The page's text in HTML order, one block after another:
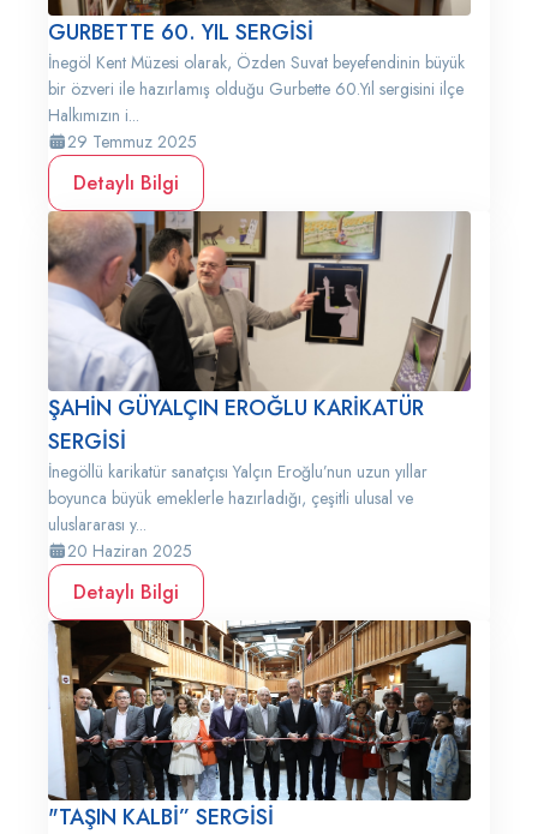
GURBETTE 60. YIL SERGİSİ
İnegöl Kent Müzesi olarak, Özden Suvat beyefendinin büyük
bir özveri ile hazırlamış olduğu Gurbette 60.Yıl sergisini ilçe
Halkımızın i...
29 Temmuz 2025
Detaylı Bilgi
ŞAHİN GÜYALÇIN EROĞLU KARİKATÜR
SERGİSİ
İnegöllü karikatür sanatçısı Yalçın Eroğlu’nun uzun yıllar
boyunca büyük emeklerle hazırladığı, çeşitli ulusal ve
uluslararası y...
20 Haziran 2025
Detaylı Bilgi
"TAŞIN KALBİ” SERGİSİ